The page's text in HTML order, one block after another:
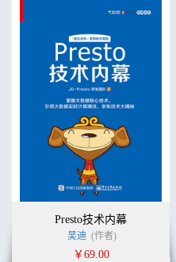
Presto技术内幕
吴迪 (作者)
￥69.00